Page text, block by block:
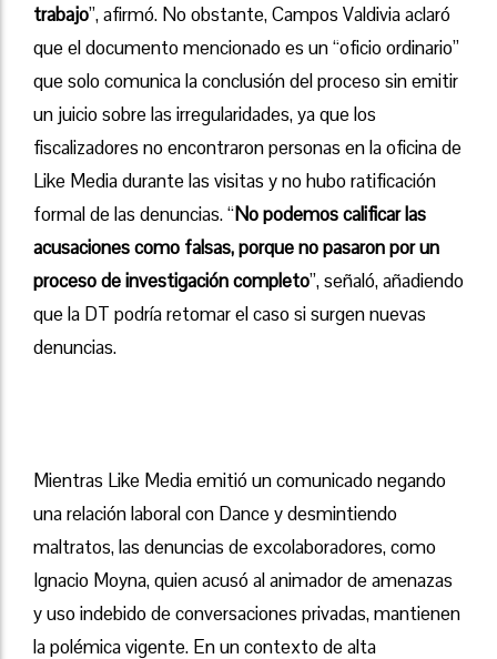
trabajo”, afirmó. No obstante, Campos Valdivia aclaró
que el documento mencionado es un “oficio ordinario”
que solo comunica la conclusión del proceso sin emitir
un juicio sobre las irregularidades, ya que los
fiscalizadores no encontraron personas en la oficina de
Like Media durante las visitas y no hubo ratificación
formal de las denuncias. “No podemos calificar las
acusaciones como falsas, porque no pasaron por un
proceso de investigación completo”, señaló, añadiendo
que la DT podría retomar el caso si surgen nuevas
denuncias.
Mientras Like Media emitió un comunicado negando
una relación laboral con Dance y desmintiendo
maltratos, las denuncias de excolaboradores, como
Ignacio Moyna, quien acusó al animador de amenazas
y uso indebido de conversaciones privadas, mantienen
la polémica vigente. En un contexto de alta